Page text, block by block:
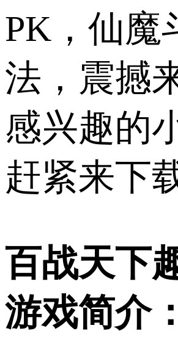
PK，仙魔
法，震撼
感兴趣的
赶紧来下
百战天下
游戏简介：